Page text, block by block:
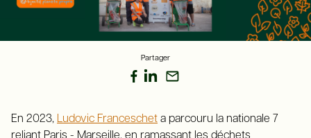
Partager
En 2023, Ludovic Franceschet a parcouru la nationale 7